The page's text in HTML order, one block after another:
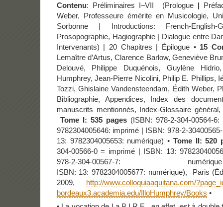
Contenu: Préliminaires I–VII (Prologue|
Weber, Professeure émérite en Musicologie,
Sorbonne | Introductions: French-
Prosopographie, Hagiographie | Dialogue entre
Intervenants) | 20 Chapitres | Épilogue • 15
Lemaître d’Artus, Clarence Barlow, Geneviève
Delouvé, Philippe Duquénois, Guylène
Humphrey, Jean-Pierre Nicolini, Philip E. Phillips,
Tozzi, Ghislaine Vandensteendam, Édith Weber,
Bibliographie, Appendices, Index des
manuscrits mentionnés, Index-Glossaire
Tome I: 535 pages(ISBN: 978-2-304-00564-
9782304005646: imprimé | ISBN: 978-2-
13: 9782304005653: numérique) • Tome II: 520
304-00566-0 = imprimé | ISBN: 13:
978-2-304-00567-7:
ISBN: 13: 9782304005677: numérique), Paris
2009, http://www.colloquiaaquitana.com/
bordeaux3.academia.edu/IlloHumphrey/Books •